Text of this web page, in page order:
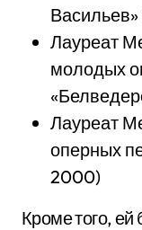
Лауреат
молодых
Лауреат
оперных
2000)
Кроме того,